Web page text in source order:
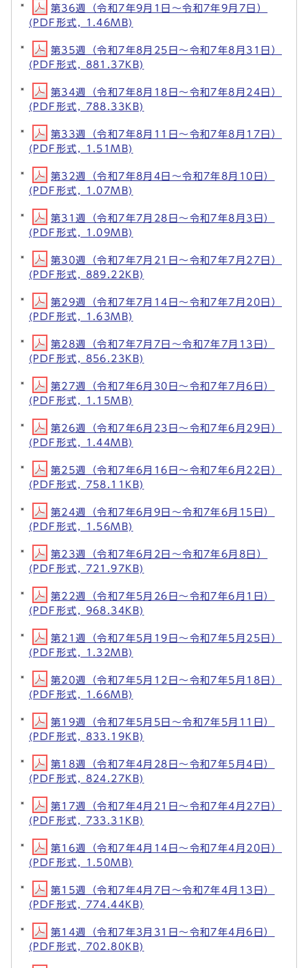
第36週（令和7年9月1日～令和7年9月7日）
(PDF形式, 1.46MB)
第35週（令和7年8月25日～令和7年8月31日）
(PDF形式, 881.37KB)
第34週（令和7年8月18日～令和7年8月24日）
(PDF形式, 788.33KB)
第33週（令和7年8月11日～令和7年8月17日）
(PDF形式, 1.51MB)
第32週（令和7年8月4日～令和7年8月10日）
(PDF形式, 1.07MB)
第31週（令和7年7月28日～令和7年8月3日）
(PDF形式, 1.09MB)
第30週（令和7年7月21日～令和7年7月27日）
(PDF形式, 889.22KB)
第29週（令和7年7月14日～令和7年7月20日）
(PDF形式, 1.63MB)
第28週（令和7年7月7日～令和7年7月13日）
(PDF形式, 856.23KB)
第27週（令和7年6月30日～令和7年7月6日）
(PDF形式, 1.15MB)
第26週（令和7年6月23日～令和7年6月29日）
(PDF形式, 1.44MB)
第25週（令和7年6月16日～令和7年6月22日）
(PDF形式, 758.11KB)
第24週（令和7年6月9日～令和7年6月15日）
(PDF形式, 1.56MB)
第23週（令和7年6月2日～令和7年6月8日）
(PDF形式, 721.97KB)
第22週（令和7年5月26日～令和7年6月1日）
(PDF形式, 968.34KB)
第21週（令和7年5月19日～令和7年5月25日）
(PDF形式, 1.32MB)
第20週（令和7年5月12日～令和7年5月18日）
(PDF形式, 1.66MB)
第19週（令和7年5月5日～令和7年5月11日）
(PDF形式, 833.19KB)
第18週（令和7年4月28日～令和7年5月4日）
(PDF形式, 824.27KB)
第17週（令和7年4月21日～令和7年4月27日）
(PDF形式, 733.31KB)
第16週（令和7年4月14日～令和7年4月20日）
(PDF形式, 1.50MB)
第15週（令和7年4月7日～令和7年4月13日）
(PDF形式, 774.44KB)
第14週（令和7年3月31日～令和7年4月6日）
(PDF形式, 702.80KB)